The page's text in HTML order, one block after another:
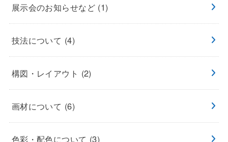
展示会のお知らせなど (1)
技法について (4)
構図・レイアウト (2)
画材について (6)
色彩・配色について (3)